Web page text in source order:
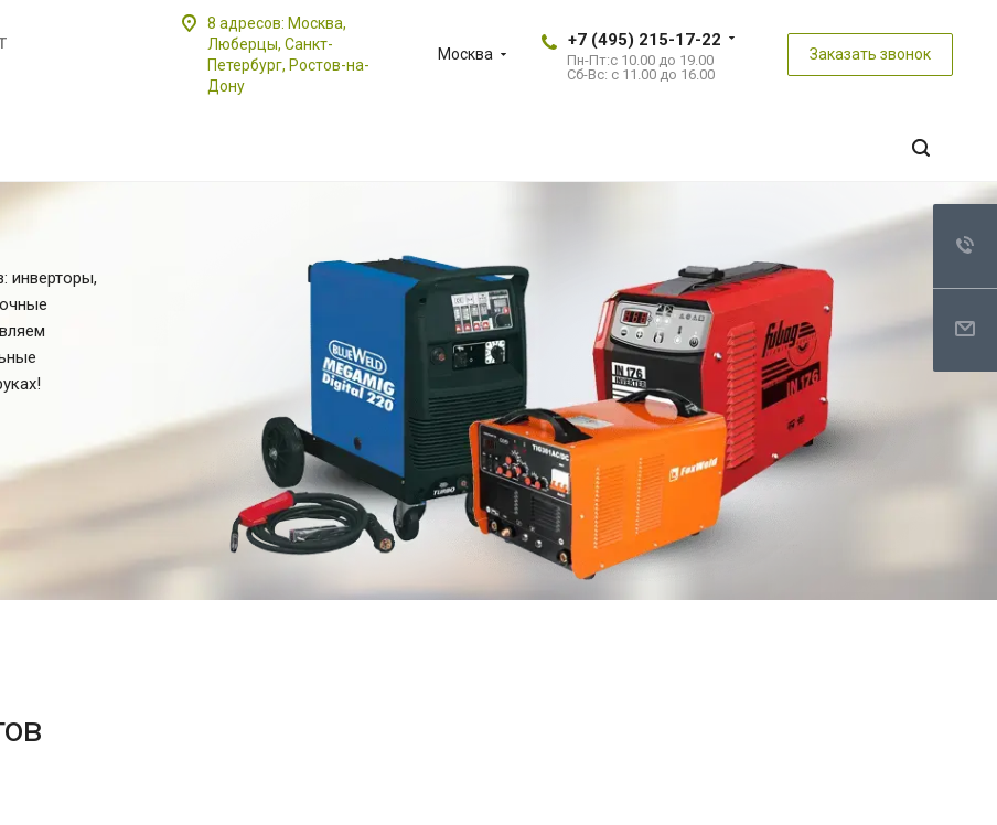
Москва
+7 (495) 215-17-22
Пн-Пт:с 10.00 до 19.00
Сб-Вс: с 11.00 до 16.00
Заказать звонок
8 адресов: Москва,
Люберцы, Санкт-
Петербург, Ростов-на-
Дону
инверторы,